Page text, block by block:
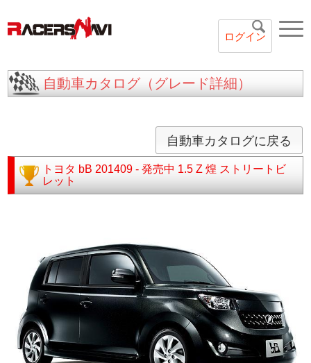
ログイン
自動車カタログ（グレード詳細）
自動車カタログに戻る
トヨタ bB 201409 - 発売中 1.5 Z 煌 ストリートビ
レット